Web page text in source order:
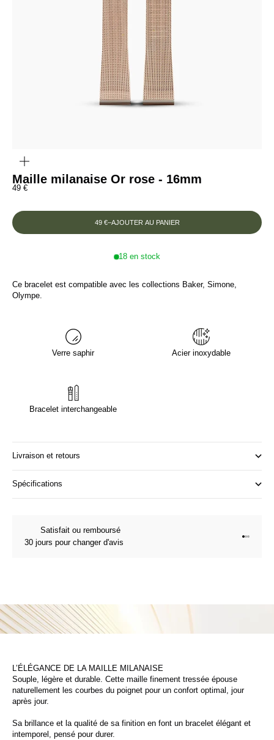
Maille milanaise Or rose - 16mm
Prix de vente
49 €
49 €–AJOUTER AU PANIER
18 en stock
Ce bracelet est compatible avec les collections Baker, Simone,
Olympe.
Verre saphir Acier inoxydable
Bracelet interchangeable
Livraison et retours
Spécifications
Satisfait ou remboursé
30 jours pour changer d'avis
Aller à
Aller à
Aller à
L’ÉLÉGANCE DE LA MAILLE MILANAISE
Souple, légère et durable. Cette maille finement tressée épouse
naturellement les courbes du poignet pour un confort optimal, jour
après jour.
Sa brillance et la qualité de sa finition en font un bracelet élégant et
intemporel, pensé pour durer.